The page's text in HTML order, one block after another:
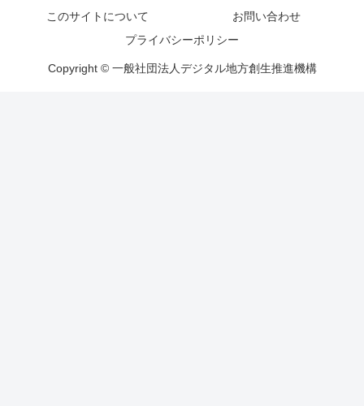
このサイトについて
お問い合わせ
プライバシーポリシー
Copyright © 一般社団法人デジタル地方創生推進機構